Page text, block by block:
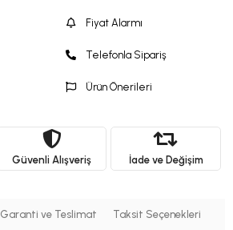
Fiyat Alarmı
Telefonla Sipariş
Ürün Önerileri
Güvenli Alışveriş İade ve Değişim
Garanti ve Teslimat Taksit Seçenekleri